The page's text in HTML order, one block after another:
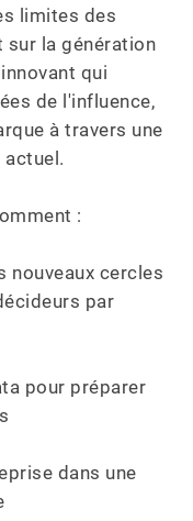
limites des
sur la génération
qui
de l'influence,
à travers une
actuel.
:
nouveaux cercles
par
pour préparer
dans une